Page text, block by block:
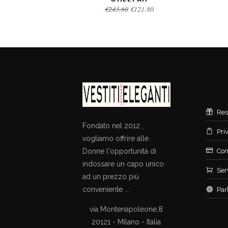
€243.60 Original
€121.80Current
Fondato nel 2012 ,
vogliamo offrire alle
Donne l'opportunità di
indossare un capo unico
ad un prezzo più
conveniente ...
via Montenapoleone,8
20121 - Milano - Italia